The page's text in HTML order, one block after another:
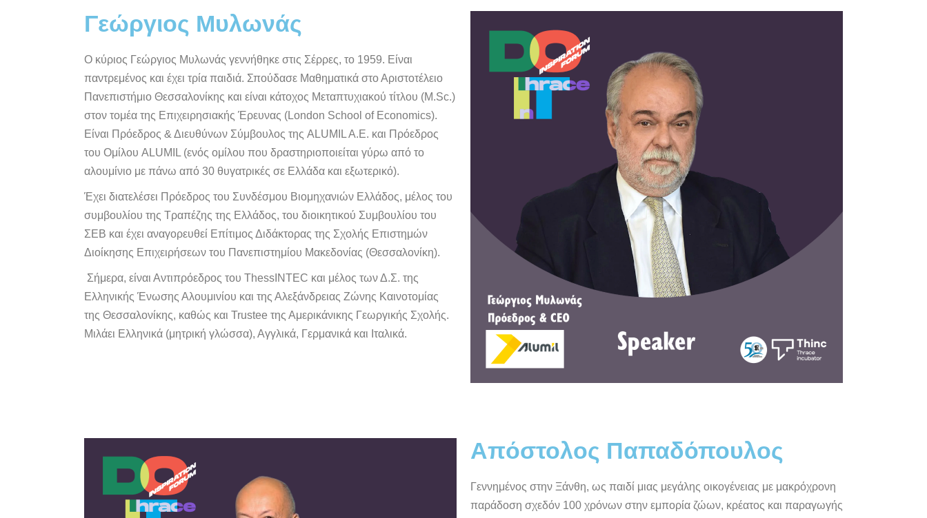
Γεώργιος Μυλωνάς
Ο κύριος Γεώργιος Μυλωνάς γεννήθηκε στις Σέρρες, το 1959. Είναι
παντρεμένος και έχει τρία παιδιά. Σπούδασε Μαθηματικά στο Αριστοτέλειο
Πανεπιστήμιο Θεσσαλονίκης και είναι κάτοχος Μεταπτυχιακού τίτλου (M.Sc.)
στον τομέα της Επιχειρησιακής Έρευνας (London School of Economics).
Είναι Πρόεδρος & Διευθύνων Σύμβουλος της ALUMIL A.E. και Πρόεδρος
του Ομίλου ALUMIL (ενός ομίλου που δραστηριοποιείται γύρω από το
αλουμίνιο με πάνω από 30 θυγατρικές σε Ελλάδα και εξωτερικό).
Έχει διατελέσει Πρόεδρος του Συνδέσμου Βιομηχανιών Ελλάδος, μέλος του
συμβουλίου της Τραπέζης της Ελλάδος, του διοικητικού Συμβουλίου του
ΣΕΒ και έχει αναγορευθεί Επίτιμος Διδάκτορας της Σχολής Επιστημών
Διοίκησης Επιχειρήσεων του Πανεπιστημίου Μακεδονίας (Θεσσαλονίκη).
Σήμερα, είναι Αντιπρόεδρος του ThessINTEC και μέλος των Δ.Σ. της
Ελληνικής Ένωσης Αλουμινίου και της Αλεξάνδρειας Ζώνης Καινοτομίας
της Θεσσαλονίκης, καθώς και Trustee της Αμερικάνικης Γεωργικής Σχολής.
Μιλάει Ελληνικά (μητρική γλώσσα), Αγγλικά, Γερμανικά και Ιταλικά.
Απόστολος Παπαδόπουλος
Γεννημένος στην Ξάνθη, ως παιδί μιας μεγάλης οικογένειας με μακρόχρονη
παράδοση σχεδόν 100 χρόνων στην εμπορία ζώων, κρέατος και παραγωγής